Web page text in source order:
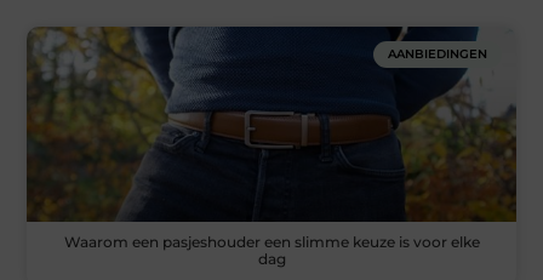
AANBIEDINGEN
Waarom een pasjeshouder een slimme keuze is voor elke
dag